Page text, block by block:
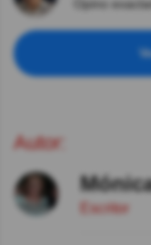
Opino
Autor:
Escritor